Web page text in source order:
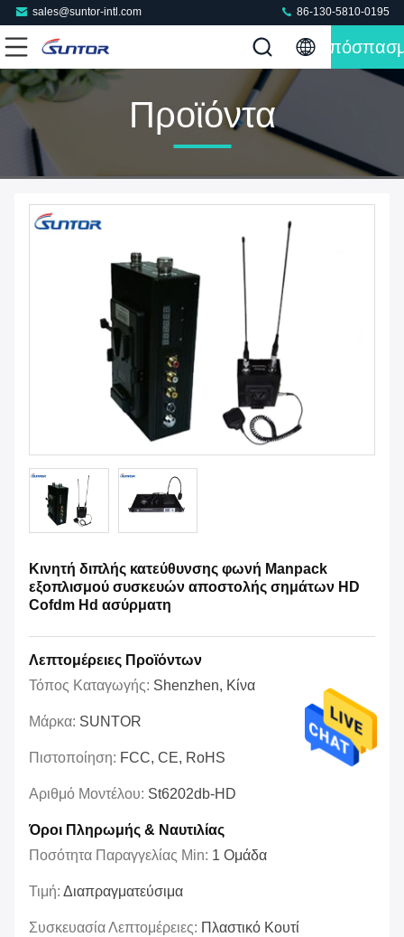
sales@suntor-intl.com 86-130-5810-0195
Προϊόντα
Κινητή διπλής κατεύθυνσης φωνή Manpack
εξοπλισμού συσκευών αποστολής σημάτων HD
Cofdm Hd ασύρματη
Λεπτομέρειες Προϊόντων
Τόπος Καταγωγής: Shenzhen, Κίνα
Μάρκα: SUNTOR
Πιστοποίηση: FCC, CE, RoHS
Αριθμό Μοντέλου: St6202db-HD
Όροι Πληρωμής & Ναυτιλίας
Ποσότητα Παραγγελίας Min: 1 Ομάδα
Τιμή: Διαπραγματεύσιμα
Συσκευασία Λεπτομέρειες: Πλαστικό Κουτί